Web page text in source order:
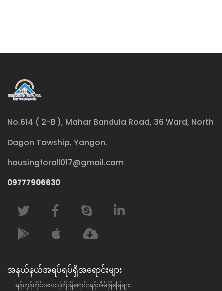
No.614 ( 2-B ), Mahar Bandula Road, 36 Ward, North
Dagon Towship, Yangon.
housingforall017@gmail.com
09777906630
အနယ်နယ်အရပ်ရပ်ရှိအရောင်းများ
ရန်ကုန်တိုင်းဒေသကြီးရှိရောင်းရန်အိမ်ခြံမြေများ